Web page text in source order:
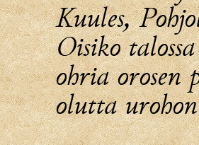
Kuules,
Oisiko
ohria orosen
olutta